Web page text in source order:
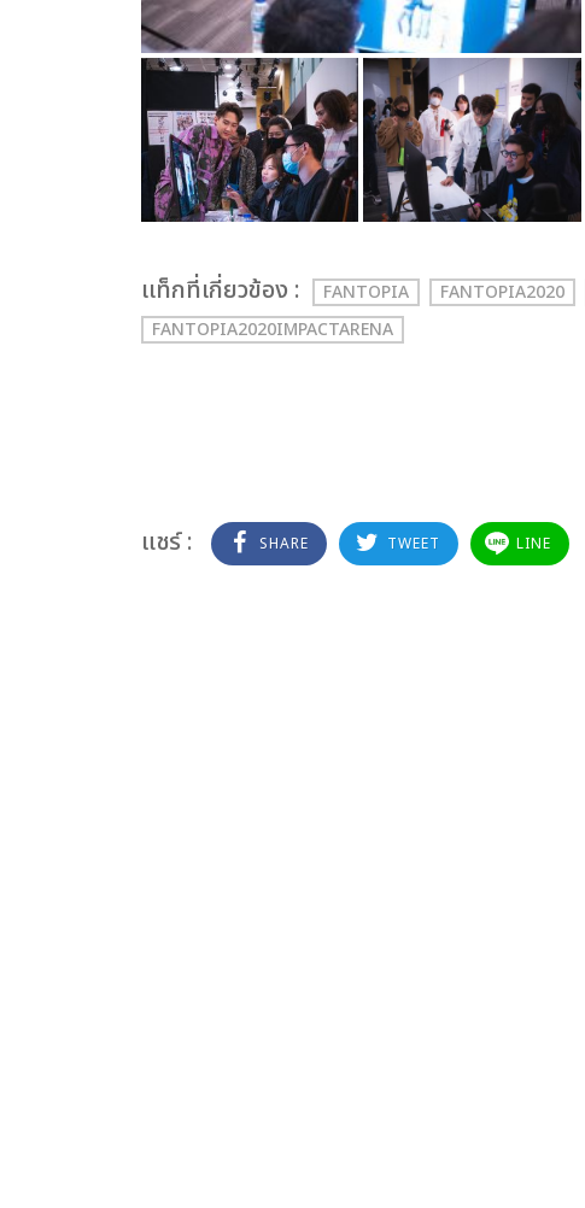
เเท็กที่เกี่ยวข้อง : FANTOPIA FANTOPIA2020
FANTOPIA2020IMPACTARENA
แชร์ : SHARE TWEET LINE